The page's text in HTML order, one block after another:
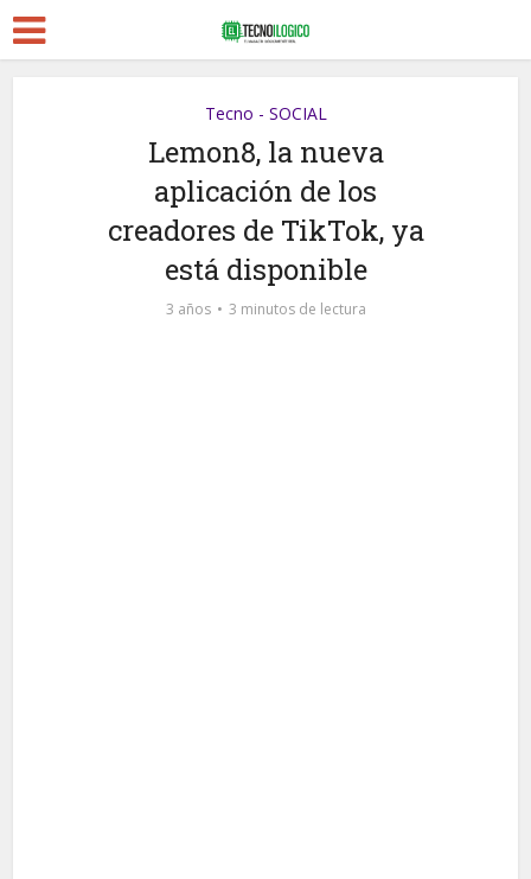
Tecno - SOCIAL
Lemon8, la nueva
aplicación de los
creadores de TikTok, ya
está disponible
3 años 3 minutos de lectura